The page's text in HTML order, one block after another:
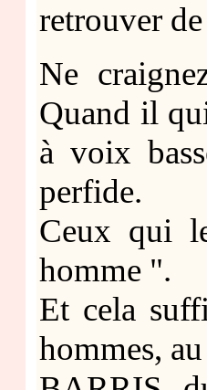
retrouver
Ne
Quand il
à voix
perfide.
Ceux qui
homme ".
Et cela
hommes,